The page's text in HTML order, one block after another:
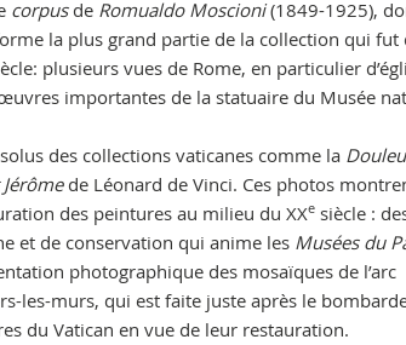
corpusde Romualdo Moscioni(1849-1925),
la plus grand partie de la collection qui fut
plusieurs vues de Rome, en particulier
importantes de la statuaire du Musée
des collections vaticanes comme la
de Léonard de Vinci. Ces photos
des peintures au milieu du XXesiècle :
et de conservation qui anime les Musées du
photographique des mosaïques de l’arc
les-murs, qui est faite juste après le
du Vatican en vue de leur restauration.